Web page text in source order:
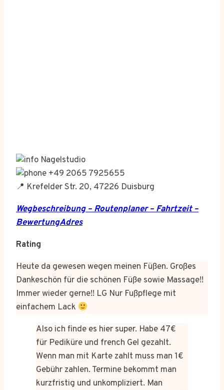
Nagelstudio
+49 2065 7925655
📍 Krefelder Str. 20, 47226 Duisburg
Wegbeschreibung – Routenplaner – Fahrtzeit –
BewertungAdres
Rating
Heute da gewesen wegen meinen Füßen. Großes
Dankeschön für die schönen Füße sowie Massage!!
Immer wieder gerne!! LG Nur Fußpflege mit
einfachem Lack
Also ich finde es hier super. Habe 47€
für Pediküre und french Gel gezahlt.
Wenn man mit Karte zahlt muss man 1€
Gebühr zahlen. Termine bekommt man
kurzfristig und unkompliziert. Man